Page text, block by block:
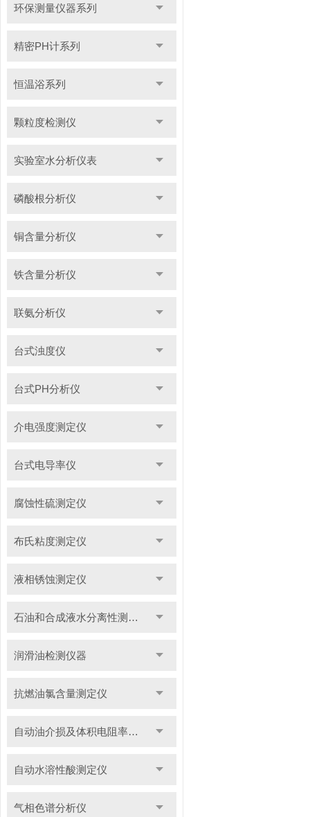
环保测量仪器系列
精密PH计系列
恒温浴系列
颗粒度检测仪
实验室水分析仪表
磷酸根分析仪
铜含量分析仪
铁含量分析仪
联氨分析仪
台式浊度仪
台式PH分析仪
介电强度测定仪
台式电导率仪
腐蚀性硫测定仪
布氏粘度测定仪
液相锈蚀测定仪
石油和合成液水分离性测定仪
润滑油检测仪器
抗燃油氯含量测定仪
自动油介损及体积电阻率测定仪
自动水溶性酸测定仪
气相色谱分析仪